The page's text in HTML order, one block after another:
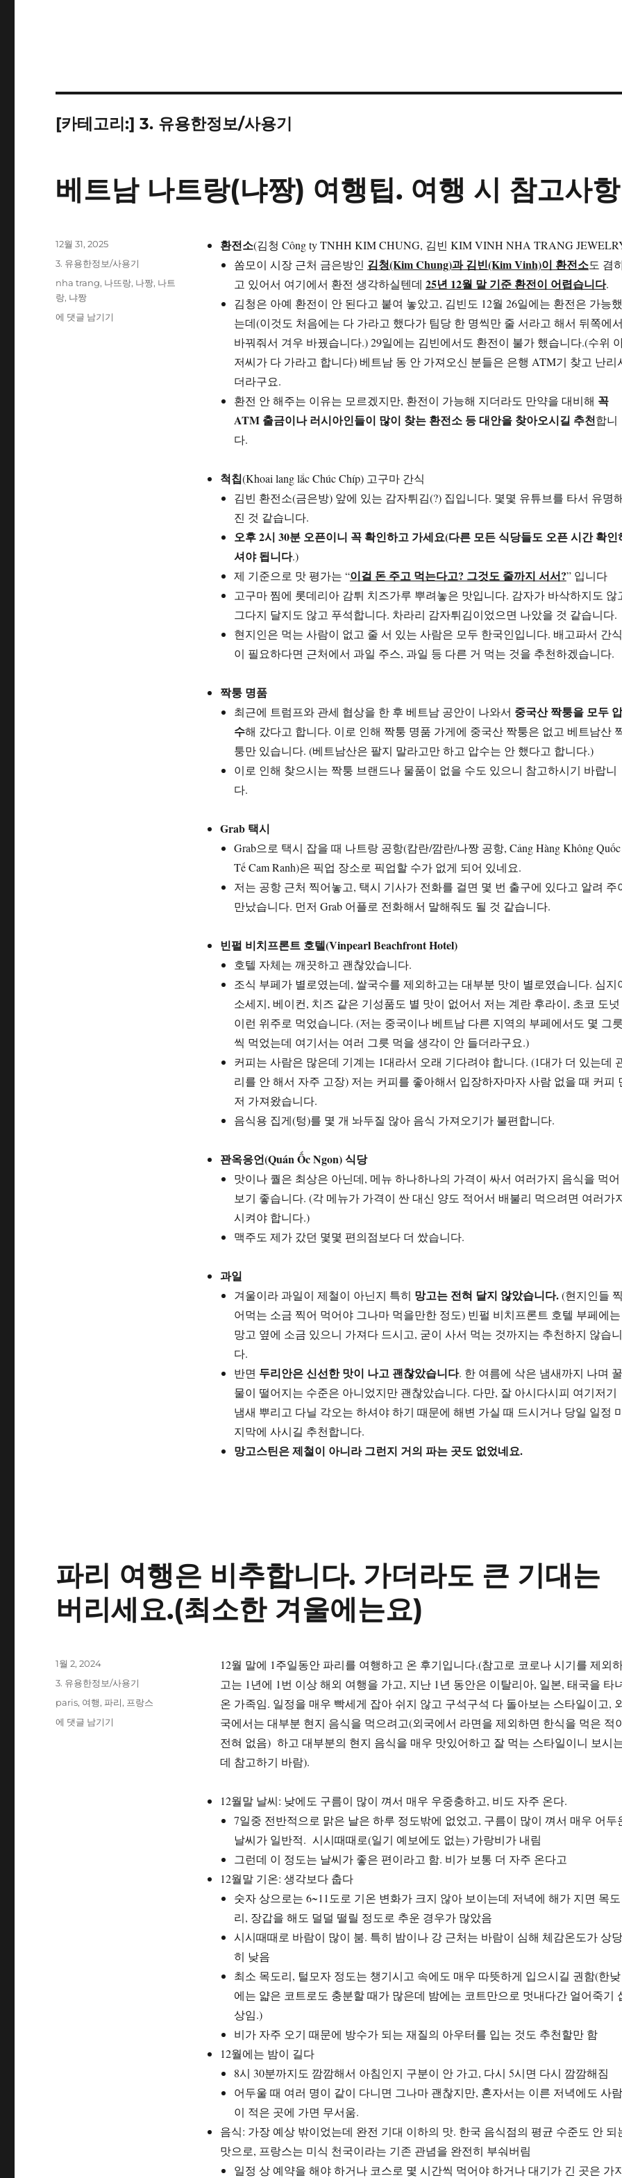
[카테고리:]3. 유용한정보/사용기
베트남 나트랑(냐짱) 여행팁. 여행 시 참고사항
환전소(김청 Công ty TNHH KIM CHUNG, 김빈 KIM VINH NHA TRANG
쏨모이 시장 근처 금은방인 김청(Kim Chung)과 김빈(Kim Vinh)이 환전소도 겸
고 있어서 여기에서 환전 생각하실텐데 25년 12월 말 기준 환전이 어렵습니다.
김청은 아예 환전이 안 된다고 붙여 놓았고, 김빈도 12월 26일에는 환전은 가능했
는데(이것도 처음에는 다 가라고 했다가 팀당 한 명씩만 줄 서라고 해서 뒤쪽에서
바꿔줘서 겨우 바꿨습니다.) 29일에는 김빈에서도 환전이 불가 했습니다.(수위
저씨가 다 가라고 합니다) 베트남 동 안 가져오신 분들은 은행 ATM기 찾고 난리
더라구요.
환전 안 해주는 이유는 모르겠지만, 환전이 가능해 지더라도 만약을 대비해 꼭
ATM 출금이나 러시아인들이 많이 찾는 환전소 등 대안을 찾아오시길 추천합니
다.
척칩(Khoai lang lắc Chúc Chíp) 고구마 간식
김빈 환전소(금은방) 앞에 있는 감자튀김(?) 집입니다. 몇몇 유튜브를 타서 유명
진 것 같습니다.
오후 2시 30분 오픈이니 꼭 확인하고 가세요(다른 모든 식당들도 오픈 시간 확인
셔야 됩니다.)
제 기준으로 맛 평가는 “이걸 돈 주고 먹는다고? 그것도 줄까지 서서?” 입니다
고구마 찜에 롯데리아 감튀 치즈가루 뿌려놓은 맛입니다. 감자가 바삭하지도 않
그다지 달지도 않고 푸석합니다. 차라리 감자튀김이었으면 나았을 것 같습니다.
현지인은 먹는 사람이 없고 줄 서 있는 사람은 모두 한국인입니다. 배고파서 간식
이 필요하다면 근처에서 과일 주스, 과일 등 다른 거 먹는 것을 추천하겠습니다.
짝퉁 명품
최근에 트럼프와 관세 협상을 한 후 베트남 공안이 나와서 중국산 짝퉁을 모두 압
수해 갔다고 합니다. 이로 인해 짝퉁 명품 가게에 중국산 짝퉁은 없고 베트남산
퉁만 있습니다. (베트남산은 팔지 말라고만 하고 압수는 안 했다고 합니다.)
이로 인해 찾으시는 짝퉁 브랜드나 물품이 없을 수도 있으니 참고하시기 바랍니
다.
Grab 택시
Grab으로 택시 잡을 때 나트랑 공항(캄란/깜란/나짱 공항, Cảng Hàng Không Quốc
Tế Cam Ranh)은 픽업 장소로 픽업할 수가 없게 되어 있네요.
저는 공항 근처 찍어놓고, 택시 기사가 전화를 걸면 몇 번 출구에 있다고 알려 주
만났습니다. 먼저 Grab 어플로 전화해서 말해줘도 될 것 같습니다.
빈펄 비치프론트 호텔(Vinpearl Beachfront Hotel)
호텔 자체는 깨끗하고 괜찮았습니다.
조식 부페가 별로였는데, 쌀국수를 제외하고는 대부분 맛이 별로였습니다. 심지
소세지, 베이컨, 치즈 같은 기성품도 별 맛이 없어서 저는 계란 후라이, 초코 도넛
이런 위주로 먹었습니다. (저는 중국이나 베트남 다른 지역의 부페에서도 몇 그릇
씩 먹었는데 여기서는 여러 그릇 먹을 생각이 안 들더라구요.)
커피는 사람은 많은데 기계는 1대라서 오래 기다려야 합니다. (1대가 더 있는데
리를 안 해서 자주 고장) 저는 커피를 좋아해서 입장하자마자 사람 없을 때 커피
저 가져왔습니다.
음식용 집게(텅)를 몇 개 놔두질 않아 음식 가져오기가 불편합니다.
꽌옥응언(Quán Ốc Ngon) 식당
맛이나 퀄은 최상은 아닌데, 메뉴 하나하나의 가격이 싸서 여러가지 음식을 먹어
보기 좋습니다. (각 메뉴가 가격이 싼 대신 양도 적어서 배불리 먹으려면 여러가
시켜야 합니다.)
맥주도 제가 갔던 몇몇 편의점보다 더 쌌습니다.
과일
겨울이라 과일이 제철이 아닌지 특히 망고는 전혀 달지 않았습니다.(현지인들 찍
어먹는 소금 찍어 먹어야 그나마 먹을만한 정도) 빈펄 비치프론트 호텔 부페에는
망고 옆에 소금 있으니 가져다 드시고, 굳이 사서 먹는 것까지는 추천하지 않습니
다.
반면 두리안은 신선한 맛이 나고 괜찮았습니다. 한 여름에 삭은 냄새까지 나며 꿀
물이 떨어지는 수준은 아니었지만 괜찮았습니다. 다만, 잘 아시다시피 여기저기
냄새 뿌리고 다닐 각오는 하셔야 하기 때문에 해변 가실 때 드시거나 당일 일정
지막에 사시길 추천합니다.
망고스틴은 제철이 아니라 그런지 거의 파는 곳도 없었네요.
작
자
12월 31, 2025
카
테
고
3. 유용한정보/사용기
태
그
nha trang, 나뜨랑, 나짱, 나트
랑, 냐짱
베
에 댓글 남기기
파리 여행은 비추합니다. 가더라도 큰 기대는
버리세요.(최소한 겨울에는요)
12월 말에 1주일동안 파리를 여행하고 온 후기입니다.(참고로 코로나 시기를 제외
고는 1년에 1번 이상 해외 여행을 가고, 지난 1년 동안은 이탈리아, 일본, 태국을 타
온 가족임. 일정을 매우 빡세게 잡아 쉬지 않고 구석구석 다 돌아보는 스타일이고,
국에서는 대부분 현지 음식을 먹으려고(외국에서 라면을 제외하면 한식을 먹은 적
전혀 없음) 하고 대부분의 현지 음식을 매우 맛있어하고 잘 먹는 스타일이니 보시
데 참고하기 바람).
12월말 날씨: 낮에도 구름이 많이 껴서 매우 우중충하고, 비도 자주 온다.
7일중 전반적으로 맑은 날은 하루 정도밖에 없었고, 구름이 많이 껴서 매우 어두
날씨가 일반적. 시시때때로(일기 예보에도 없는) 가랑비가 내림
그런데 이 정도는 날씨가 좋은 편이라고 함. 비가 보통 더 자주 온다고
12월말 기온: 생각보다 춥다
숫자 상으로는 6~11도로 기온 변화가 크지 않아 보이는데 저녁에 해가 지면 목도
리, 장갑을 해도 덜덜 떨릴 정도로 추운 경우가 많았음
시시때때로 바람이 많이 붐. 특히 밤이나 강 근처는 바람이 심해 체감온도가 상당
히 낮음
최소 목도리, 털모자 정도는 챙기시고 속에도 매우 따뜻하게 입으시길 권함(한낮
에는 얇은 코트로도 충분할 때가 많은데 밤에는 코트만으로 멋내다간 얼어죽기
상임.)
비가 자주 오기 때문에 방수가 되는 재질의 아우터를 입는 것도 추천할만 함
12월에는 밤이 길다
8시 30분까지도 깜깜해서 아침인지 구분이 안 가고, 다시 5시면 다시 깜깜해짐
어두울 때 여러 명이 같이 다니면 그나마 괜찮지만, 혼자서는 이른 저녁에도 사람
이 적은 곳에 가면 무서움.
음식: 가장 예상 밖이었는데 완전 기대 이하의 맛. 한국 음식점의 평균 수준도 안 되
맛으로, 프랑스는 미식 천국이라는 기존 관념을 완전히 부숴버림
일정 상 예약을 해야 하거나 코스로 몇 시간씩 먹어야 하거나 대기가 긴 곳은 가
작
자
1월 2, 2024
카
고
리
3. 유용한정보/사용기
태
그
paris, 여행,파리, 프랑스
파
에 댓글 남기기